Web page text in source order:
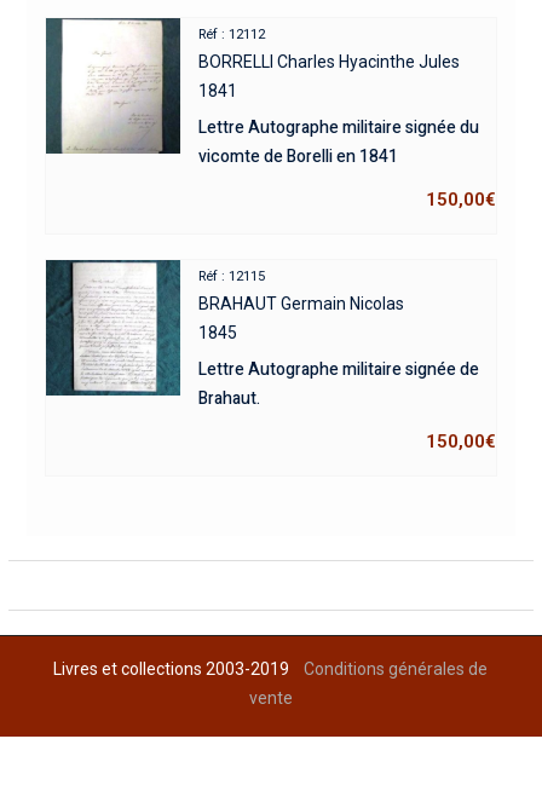
Réf : 12112
BORRELLI Charles Hyacinthe Jules
1841
Lettre Autographe militaire signée du
vicomte de Borelli en 1841
150,00€
Réf : 12115
BRAHAUT Germain Nicolas
1845
Lettre Autographe militaire signée de
Brahaut.
150,00€
Livres et collections 2003-2019Conditions générales de
vente